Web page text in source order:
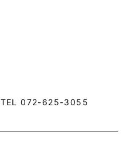
TEL 072-625-3055